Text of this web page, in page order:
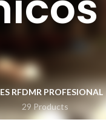
RFDMR PROFESIONAL
29 Products